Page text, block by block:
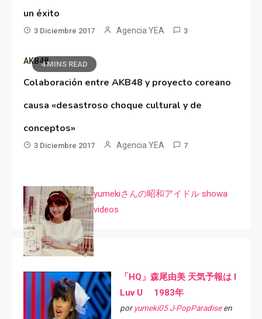
un éxito
3 Diciembre 2017 Agencia YEA 3
4 MINS READ
AKB48
Colaboración entre AKB48 y proyecto coreano
causa «desastroso choque cultural y de
conceptos»
3 Diciembre 2017 Agencia YEA 7
yumekiさんの昭和アイドル showa
videos
「HQ」森尾由美 天気予報は I
Luv U 1983年
por yumeki05 J-PopParadiseen